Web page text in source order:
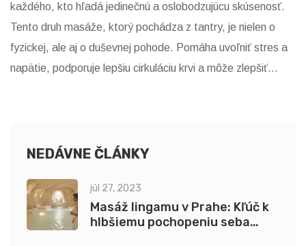
každého, kto hľadá jedinečnú a oslobodzujúcu skúsenosť.
Tento druh masáže, ktorý pochádza z tantry, je nielen o
fyzickej, ale aj o duševnej pohode. Pomáha uvoľniť stres a
napätie, podporuje lepšiu cirkuláciu krvi a môže zlepšiť
tohto historickejho mesta.
NEDÁVNE ČLÁNKY
júl 27, 2023
Masáž lingamu v Prahe: Kľúč k
hlbšiemu pochopeniu seba